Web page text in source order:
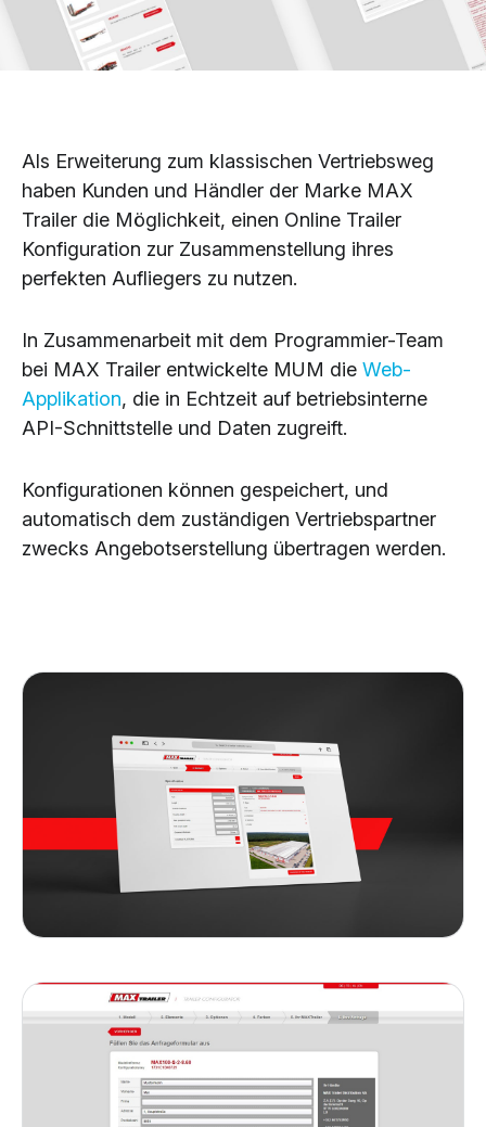
Als Erweiterung zum klassischen Vertriebsweg
haben Kunden und Händler der Marke MAX
Trailer die Möglichkeit, einen Online Trailer
Konfiguration zur Zusammenstellung ihres
perfekten Aufliegers zu nutzen.
In Zusammenarbeit mit dem Programmier-Team
bei MAX Trailer entwickelte MUM die Web-
Applikation, die in Echtzeit auf betriebsinterne
API-Schnittstelle und Daten zugreift.
Konfigurationen können gespeichert, und
automatisch dem zuständigen Vertriebspartner
zwecks Angebotserstellung übertragen werden.